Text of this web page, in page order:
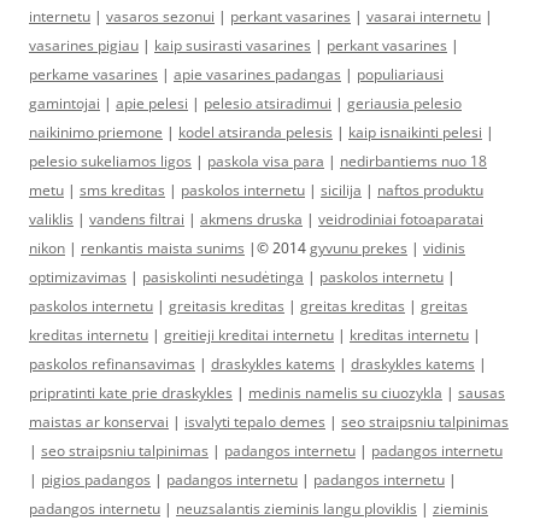
internetu | vasaros sezonui | perkant vasarines | vasarai internetu |
vasarines pigiau | kaip susirasti vasarines | perkant vasarines |
perkame vasarines | apie vasarines padangas | populiariausi
gamintojai | apie pelesi | pelesio atsiradimui | geriausia pelesio
naikinimo priemone | kodel atsiranda pelesis | kaip isnaikinti pelesi |
pelesio sukeliamos ligos | paskola visa para | nedirbantiems nuo 18
metu | sms kreditas | paskolos internetu | sicilija | naftos produktu
valiklis | vandens filtrai | akmens druska | veidrodiniai fotoaparatai
nikon | renkantis maista sunims |© 2014gyvunu prekes | vidinis
optimizavimas | pasiskolinti nesudėtinga | paskolos internetu |
paskolos internetu | greitasis kreditas | greitas kreditas | greitas
kreditas internetu | greitieji kreditai internetu | kreditas internetu |
paskolos refinansavimas | draskykles katems | draskykles katems |
pripratinti kate prie draskykles | medinis namelis su ciuozykla | sausas
maistas ar konservai | isvalyti tepalo demes | seo straipsniu talpinimas
| seo straipsniu talpinimas | padangos internetu | padangos internetu
| pigios padangos | padangos internetu | padangos internetu |
padangos internetu | neuzsalantis zieminis langu ploviklis | zieminis